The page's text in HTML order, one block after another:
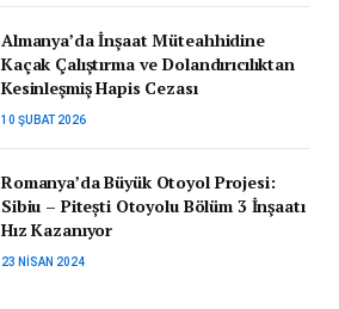
Almanya’da İnşaat Müteahhidine
Kaçak Çalıştırma ve Dolandırıcılıktan
Kesinleşmiş Hapis Cezası
10 ŞUBAT 2026
Romanya’da Büyük Otoyol Projesi:
Sibiu – Pitești Otoyolu Bölüm 3 İnşaatı
Hız Kazanıyor
23 NISAN 2024